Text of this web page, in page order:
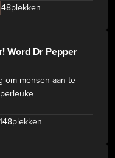
48plekken
Word Dr Pepper
om mensen aan te
148plekken